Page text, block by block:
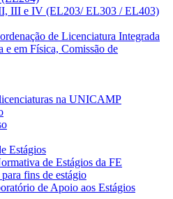
III e IV (EL203/ EL303 / EL403)
de Licenciatura Integrada
e em Física, Comissão de
na UNICAMP
Estágios
de Estágios da FE
fins de estágio
de Apoio aos Estágios